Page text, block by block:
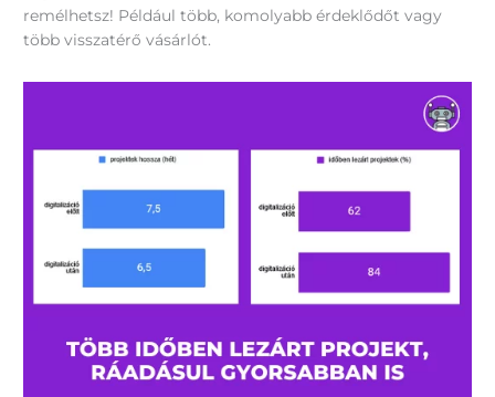
remélhetsz! Például több, komolyabb érdeklődőt vagy
több visszatérő vásárlót.